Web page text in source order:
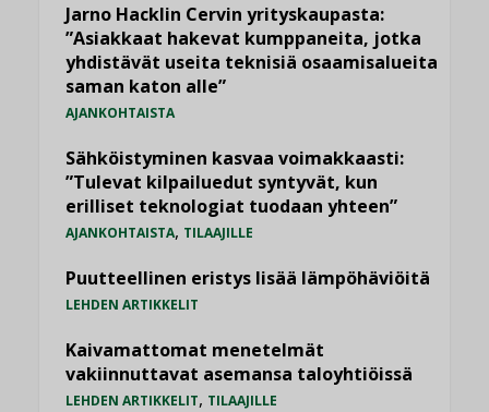
Jarno Hacklin Cervin yrityskaupasta:
”Asiakkaat hakevat kumppaneita, jotka
yhdistävät useita teknisiä osaamisalueita
saman katon alle”
AJANKOHTAISTA
Sähköistyminen kasvaa voimakkaasti:
”Tulevat kilpailuedut syntyvät, kun
erilliset teknologiat tuodaan yhteen”
AJANKOHTAISTA, TILAAJILLE
Puutteellinen eristys lisää lämpöhäviöitä
LEHDEN ARTIKKELIT
Kaivamattomat menetelmät
vakiinnuttavat asemansa taloyhtiöissä
LEHDEN ARTIKKELIT, TILAAJILLE